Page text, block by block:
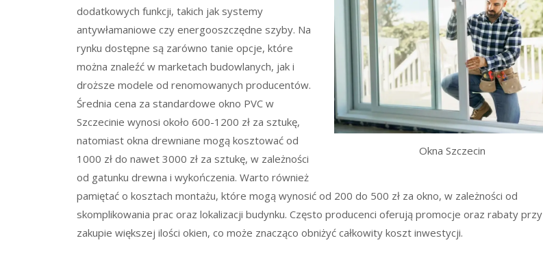
Okna Szczecin
dodatkowych funkcji, takich jak systemy
antywłamaniowe czy energooszczędne szyby. Na
rynku dostępne są zarówno tanie opcje, które
można znaleźć w marketach budowlanych, jak i
droższe modele od renomowanych producentów.
Średnia cena za standardowe okno PVC w
Szczecinie wynosi około 600-1200 zł za sztukę,
natomiast okna drewniane mogą kosztować od
1000 zł do nawet 3000 zł za sztukę, w zależności
od gatunku drewna i wykończenia. Warto również
pamiętać o kosztach montażu, które mogą wynosić od 200 do 500 zł za okno, w zależności od
skomplikowania prac oraz lokalizacji budynku. Często producenci oferują promocje oraz rabaty przy
zakupie większej ilości okien, co może znacząco obniżyć całkowity koszt inwestycji.